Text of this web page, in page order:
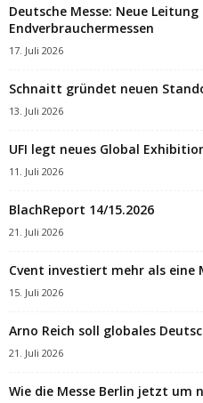
Deutsche Messe: Neue
Endverbrauchermessen
17. Juli 2026
Schnaitt gründet neuen
13. Juli 2026
UFI legt neues Global
11. Juli 2026
BlachReport 14/15.2026
21. Juli 2026
Cvent investiert mehr als eine
15. Juli 2026
Arno Reich soll globales
21. Juli 2026
Wie die Messe Berlin jetzt um